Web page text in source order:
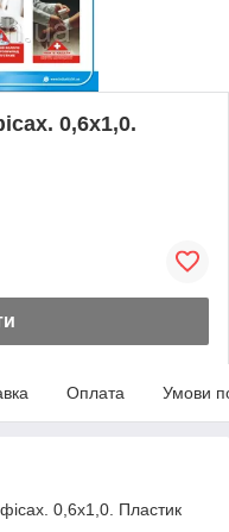
0,6х1,0.
Оплата Умови
0,6х1,0. Пластик